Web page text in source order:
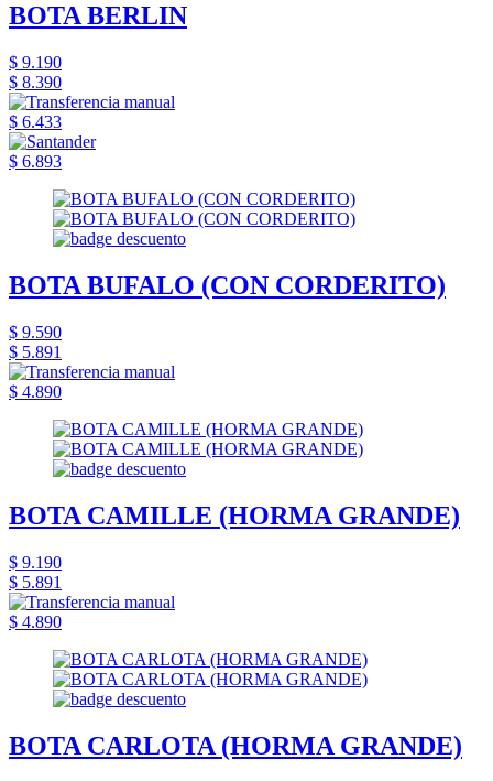
BOTA BERLIN
$ 9.190
$ 8.390
$ 6.433
$ 6.893
BOTA BUFALO (CON CORDERITO)
$ 9.590
$ 5.891
$ 4.890
BOTA CAMILLE (HORMA GRANDE)
$ 9.190
$ 5.891
$ 4.890
BOTA CARLOTA (HORMA GRANDE)